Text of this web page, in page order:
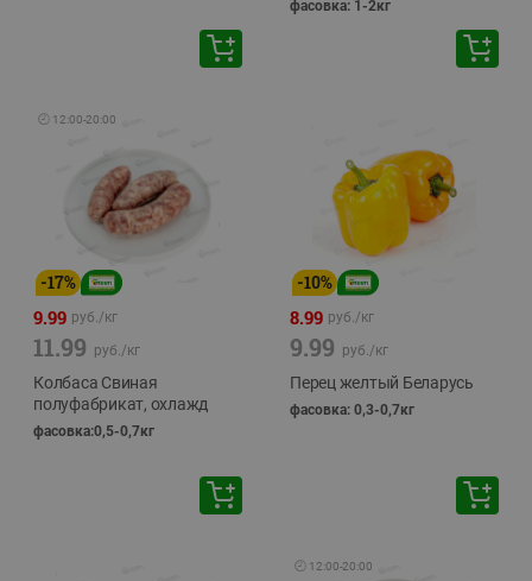
фасовка: 1-2кг
🕘 12:00-20:00
-17%
9.99 руб./кг
11.99 руб./кг
Колбаса Свиная
полуфабрикат, охлажд
фасовка:0,5-0,7кг
-10%
8.99 руб./кг
9.99 руб./кг
Перец желтый Беларусь
фасовка: 0,3-0,7кг
🕘 12:00-20:00